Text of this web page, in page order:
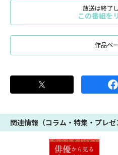
放送は終了
この番組を
作品ペ
関連情報（コラム・特集・プレゼ